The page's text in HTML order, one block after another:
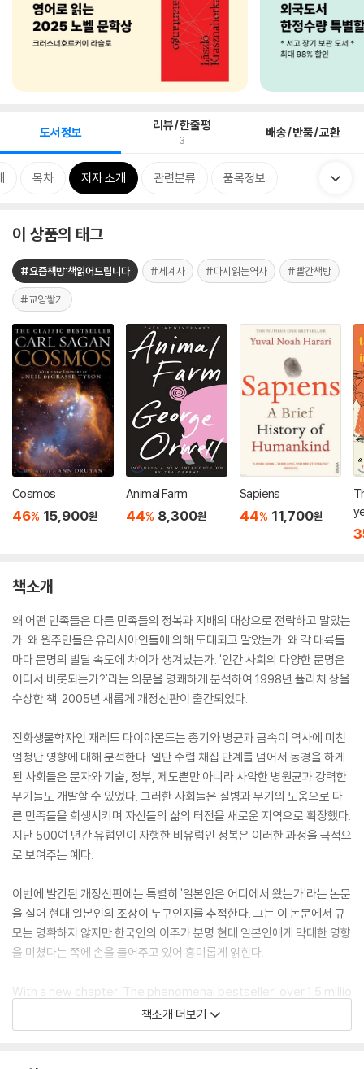
도서정보 리뷰/한줄평
3 배송/반품/교환
목차 저자 소개 관련분류 품목정보
이 상품의 태그
#요즘책방:책읽어드립니다 #세계사 #다시읽는역사 #빨간책방
#교양쌓기
Cosmos
46% 15,900원
Animal Farm
44% 8,300원
Sapiens
44% 11,700원
책소개
왜 어떤 민족들은 다른 민족들의 정복과 지배의 대상으로 전락하고 말았는
가. 왜 원주민들은 유라시아인들에 의해 도태되고 말았는가. 왜 각 대륙들
마다 문명의 발달 속도에 차이가 생겨났는가. '인간 사회의 다양한 문명은
어디서 비롯되는가?'라는 의문을 명쾌하게 분석하여 1998년 퓰리처 상을
수상한 책. 2005년 새롭게 개정신판이 출간되었다.
진화생물학자인 재레드 다이아몬드는 총기와 병균과 금속이 역사에 미친
엄청난 영향에 대해 분석한다. 일단 수렵 채집 단계를 넘어서 농경을 하게
된 사회들은 문자와 기술, 정부, 제도뿐만 아니라 사악한 병원균과 강력한
무기들도 개발할 수 있었다. 그러한 사회들은 질병과 무기의 도움으로 다
른 민족들을 희생시키며 자신들의 삶의 터전을 새로운 지역으로 확장했다.
지난 500여 년간 유럽인이 자행한 비유럽인 정복은 이러한 과정을 극적으
로 보여주는 예다.
이번에 발간된 개정신판에는 특별히 '일본인은 어디에서 왔는가'라는 논문
을 실어 현대 일본인의 조상이 누구인지를 추적한다. 그는 이 논문에서 규
모는 명확하지 않지만 한국인의 이주가 분명 현대 일본인에게 막대한 영향
을 미쳤다는 쪽에 손을 들어주고 있어 흥미롭게 읽힌다.
With a new chapter. The phenomenal bestseller; over 1.5 millio
n copies sold; is now a major PBS special.
책소개 더보기